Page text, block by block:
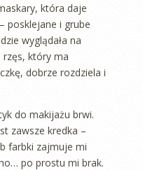
która daje
posklejane i grube
wyglądała na
rzęs, który ma
dobrze rozdziela i
do makijażu brwi.
zawsze kredka –
farbki zajmuje mi
po prostu mi brak.